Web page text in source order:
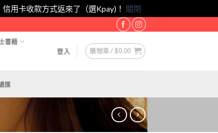
用卡收款方式返來了（選Kpay)！ 關閉
書藉
登入 購物車 /$0.00
匯